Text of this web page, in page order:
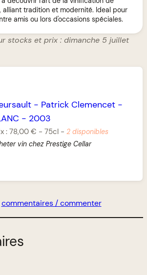
alliant tradition et modernité. Ideal pour
amis ou lors d'occasions spéciales.
stocks et prix : dimanche 5 juillet
- Patrick Clemencet-
- 2003
:78,00 € - 75cl- 2 disponibles
vin chez Prestige Cellar
commentaires / commenter